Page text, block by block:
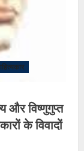
और विष्णुगुप्त
के विवादों